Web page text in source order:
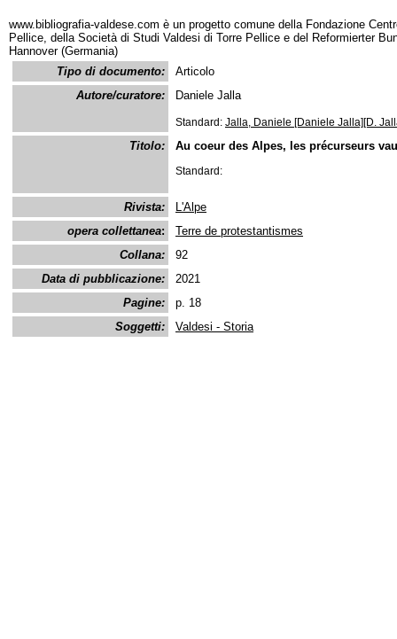
www.bibliografia-valdese.com è un progetto comune della Fondazione
Pellice, della Società di Studi Valdesi di Torre Pellice e del Reformierter
Hannover (Germania)
Tipo di documento:
Articolo
Autore/curatore:
Daniele Jalla
Standard: Jalla, Daniele [Daniele Jalla][D.
Titolo: Au coeur des Alpes, les précurseurs
Standard:
Rivista:
L'Alpe
opera collettanea:
Terre de protestantismes
Collana:
92
Data di pubblicazione:
2021
Pagine:
p. 18
Soggetti:
Valdesi - Storia